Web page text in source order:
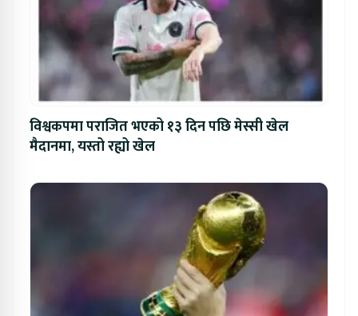
विश्वकपमा पराजित भएको १३ दिन पछि मेस्सी खेल
मैदानमा, यस्तो रह्यो खेल